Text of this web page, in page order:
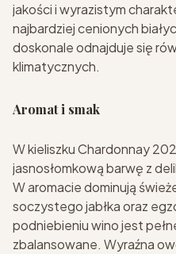
jakości i wyrazistym
najbardziej cenionych
doskonale odnajduje się
klimatycznych.
Aromat i smak
W kieliszku Chardonnay
jasnosłomkową barwę z
W aromacie dominują
soczystego jabłka oraz
podniebieniu wino jest
zbalansowane. Wyraźna